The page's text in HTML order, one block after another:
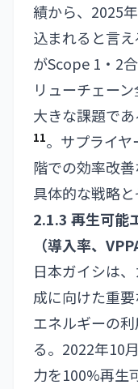
績から、2025
込まれると言
がScope 1・2
リューチェー
大きな課題で
11。サプライ
階での効率改
具体的な戦略と
2.1.3 再生可能
（導入率、
日本ガイシは
成に向けた重
エネルギーの
る。2022年10
力を100%再生